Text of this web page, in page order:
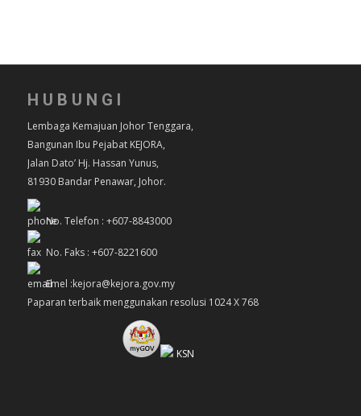
HUBUNGI
Lembaga Kemajuan Johor Tenggara,
Bangunan Ibu Pejabat KEJORA,
Jalan Dato’ Hj. Hassan Yunus,
81930 Bandar Penawar, Johor.
No. Telefon : +607-8843000
No. Faks : +607-8221600
Emel :kejora@kejora.gov.my
Paparan terbaik menggunakan resolusi 1024 X 768